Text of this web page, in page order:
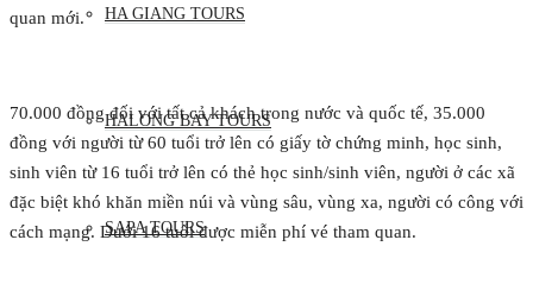
HA GIANG TOURS
HALONG BAY TOURS
SAPA TOURS
quan mới.
70.000 đồng đối với tất cả khách trong nước và quốc tế, 35.000
đồng với người từ 60 tuổi trở lên có giấy tờ chứng minh, học sinh,
sinh viên từ 16 tuổi trở lên có thẻ học sinh/sinh viên, người ở các xã
đặc biệt khó khăn miền núi và vùng sâu, vùng xa, người có công với
cách mạng. Dưới 16 tuổi được miễn phí vé tham quan.